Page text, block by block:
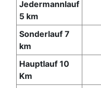
Jedermannlauf
5 km
Sonderlauf 7
km
Hauptlauf 10
Km